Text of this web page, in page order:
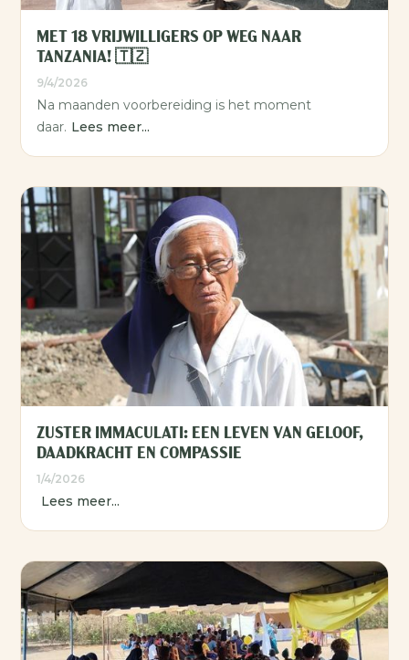
MET 18 VRIJWILLIGERS OP WEG NAAR
TANZANIA! 🇹🇿
9/4/2026
Na maanden voorbereiding is het moment
daar. Lees meer...
ZUSTER IMMACULATI: EEN LEVEN VAN GELOOF,
DAADKRACHT EN COMPASSIE
1/4/2026
Lees meer...